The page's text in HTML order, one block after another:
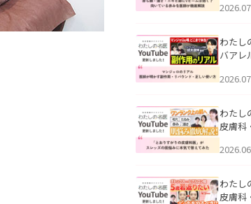
跡にV
説」を
わたし
バアレ
医師が
公開い
わたし
皮膚科
ッズの
た。
わたし
皮膚科